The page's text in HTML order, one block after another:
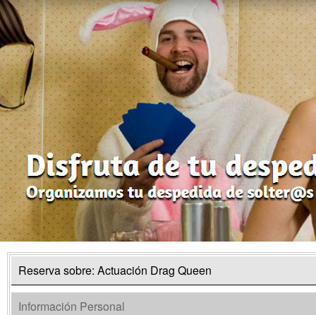
Reserva sobre: Actuación Drag Queen
Información Personal